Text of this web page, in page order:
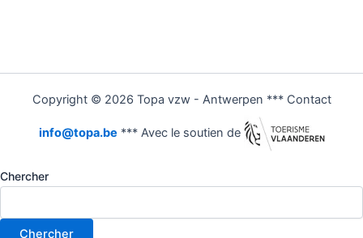
Copyright © 2026 Topa vzw - Antwerpen *** Contact
info@topa.be *** Avec le soutien de
Chercher
Chercher